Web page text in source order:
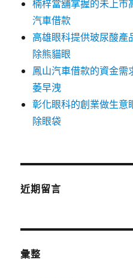
楠梓當舖掌握的未上市
汽車借款
高雄眼科提供玻尿酸產
除熊貓眼
鳳山汽車借款的資金需
萎早洩
彰化眼科的創業做生意
除眼袋
近期留言
彙整